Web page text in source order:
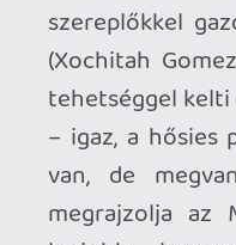
mindjárt három
felsorakoztatni. És
is
MCU-tortából: amíg
átlagnál talán
eredetsztori volt,
több dimenziót
ambiciózus,